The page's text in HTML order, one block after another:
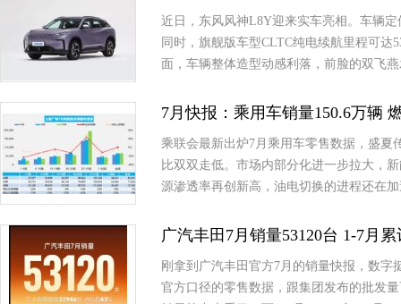
近日，东风风神L8Y迎来实车亮相。车辆
同时，旗舰版车型CLTC纯电续航里程可
面，车辆整体造型动感利落，前脸的双飞
7月快报：乘用车销量150.6万辆
乘联会最新出炉7月乘用车零售数据，盛夏
比双双走低。市场内部分化进一步拉大，
源渗透率再创新高，油电切换的进程还在
广汽丰田7月销量53120台 1-7月
刚拿到广汽丰田官方7月的销量快报，数字
官方口径的零售数据，跟集团发布的批发